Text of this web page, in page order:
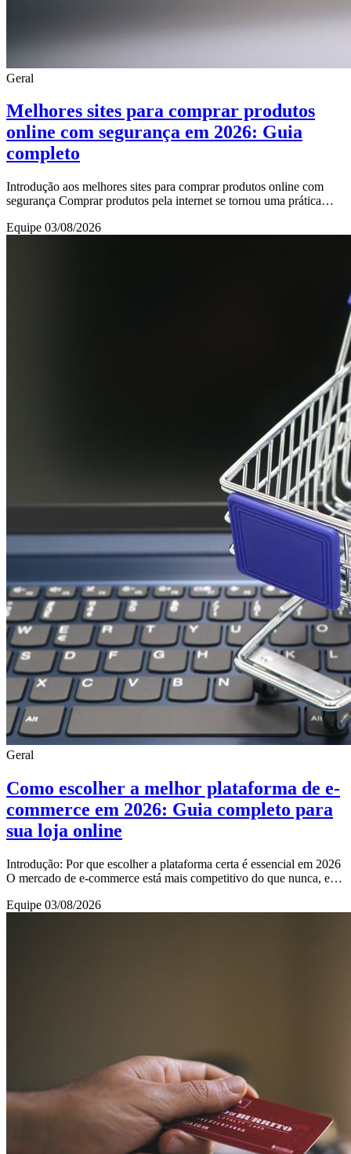
Geral
Melhores sites para comprar produtos
online com segurança em 2026: Guia
completo
Introdução aos melhores sites para comprar produtos online com
segurança Comprar produtos pela internet se tornou uma prática
Equipe 03/08/2026
Geral
Como escolher a melhor plataforma de e-
commerce em 2026: Guia completo para
sua loja online
Introdução: Por que escolher a plataforma certa é essencial em 2026
O mercado de e-commerce está mais competitivo do que nunca, e
Equipe 03/08/2026